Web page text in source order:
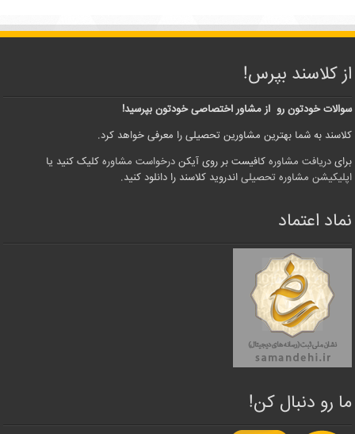
از کلاسند بپرس!
سوالات خودتون رو از مشاور اختصاصی خودتون بپرسید!
کلاسند به شما بهترین مشاورین تحصیلی را معرفی خواهد کرد.
برایدریافت مشاوره کافیست بر روی آیکندرخواست مشاوره کلیک کنید یا
اپلیکیشن مشاوره تحصیلی اندروید کلاسند را دانلود کنید.
نماد اعتماد
ما رو دنبال کن!